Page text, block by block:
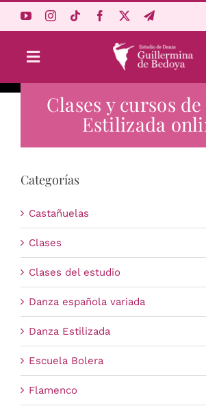
Toggle
Navigation
Aprende Online
Estudio
Carrito
Clases y cursos
Estilizada
Categorías
Castañuelas
Clases
Clases del estudio
Danza española variada
Danza Estilizada
Escuela Bolera
Flamenco